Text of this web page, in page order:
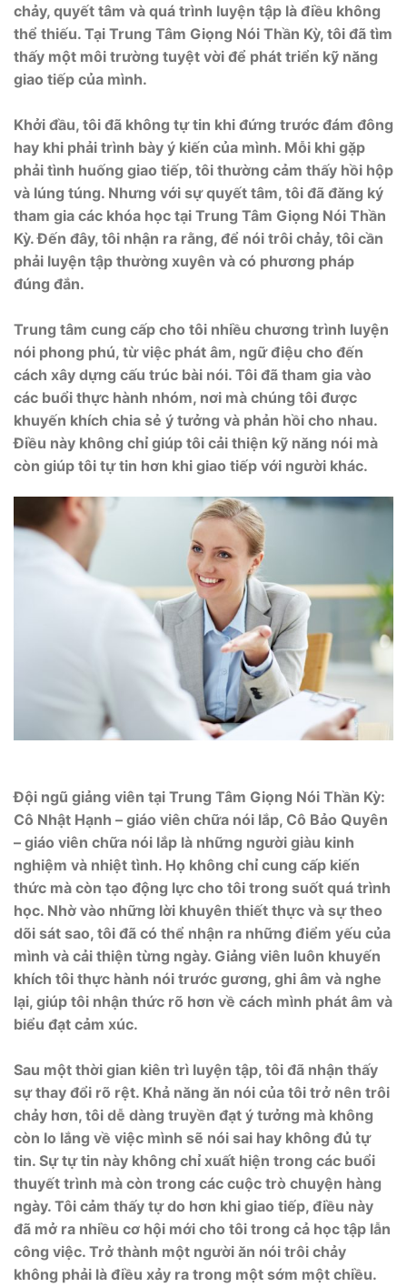
chảy, quyết tâm và quá trình luyện tập là điều không
thể thiếu. Tại Trung Tâm Giọng Nói Thần Kỳ, tôi đã tìm
thấy một môi trường tuyệt vời để phát triển kỹ năng
giao tiếp của mình.
Khởi đầu, tôi đã không tự tin khi đứng trước đám đông
hay khi phải trình bày ý kiến của mình. Mỗi khi gặp
phải tình huống giao tiếp, tôi thường cảm thấy hồi hộp
và lúng túng. Nhưng với sự quyết tâm, tôi đã đăng ký
tham gia các khóa học tại Trung Tâm Giọng Nói Thần
Kỳ. Đến đây, tôi nhận ra rằng, để nói trôi chảy, tôi cần
phải luyện tập thường xuyên và có phương pháp
đúng đắn.
Trung tâm cung cấp cho tôi nhiều chương trình luyện
nói phong phú, từ việc phát âm, ngữ điệu cho đến
cách xây dựng cấu trúc bài nói. Tôi đã tham gia vào
các buổi thực hành nhóm, nơi mà chúng tôi được
khuyến khích chia sẻ ý tưởng và phản hồi cho nhau.
Điều này không chỉ giúp tôi cải thiện kỹ năng nói mà
còn giúp tôi tự tin hơn khi giao tiếp với người khác.
Đội ngũ giảng viên tại Trung Tâm Giọng Nói Thần Kỳ:
Cô Nhật Hạnh – giáo viên chữa nói lắp, Cô Bảo Quyên
– giáo viên chữa nói lắp là những người giàu kinh
nghiệm và nhiệt tình. Họ không chỉ cung cấp kiến
thức mà còn tạo động lực cho tôi trong suốt quá trình
học. Nhờ vào những lời khuyên thiết thực và sự theo
dõi sát sao, tôi đã có thể nhận ra những điểm yếu của
mình và cải thiện từng ngày. Giảng viên luôn khuyến
khích tôi thực hành nói trước gương, ghi âm và nghe
lại, giúp tôi nhận thức rõ hơn về cách mình phát âm và
biểu đạt cảm xúc.
Sau một thời gian kiên trì luyện tập, tôi đã nhận thấy
sự thay đổi rõ rệt. Khả năng ăn nói của tôi trở nên trôi
chảy hơn, tôi dễ dàng truyền đạt ý tưởng mà không
còn lo lắng về việc mình sẽ nói sai hay không đủ tự
tin. Sự tự tin này không chỉ xuất hiện trong các buổi
thuyết trình mà còn trong các cuộc trò chuyện hàng
ngày. Tôi cảm thấy tự do hơn khi giao tiếp, điều này
đã mở ra nhiều cơ hội mới cho tôi trong cả học tập lẫn
công việc. Trở thành một người ăn nói trôi chảy
không phải là điều xảy ra trong một sớm một chiều.